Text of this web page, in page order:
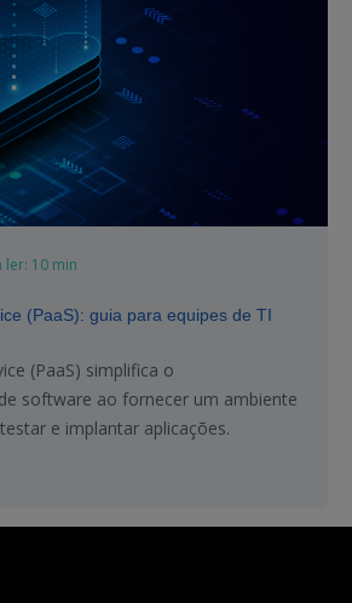
10 min
(PaaS): guia para equipes de TI
(PaaS) simplifica o
software ao fornecer um ambiente
e implantar aplicações.